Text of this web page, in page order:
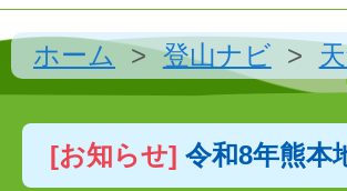
ホーム 登山ナビ
[お知らせ] 令和8年熊本